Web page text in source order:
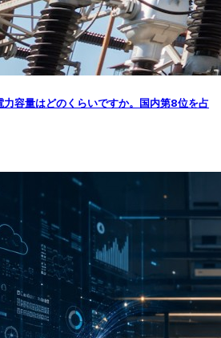
容量はどのくらいですか。国内第8位を占